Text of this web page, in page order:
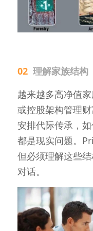
02 理解家族结构
越来越多高净值
或控股架构管理
安排代际传承，
都是现实问题。
但必须理解这些
对话。